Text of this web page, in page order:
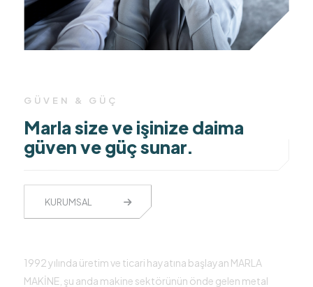
GÜVEN & GÜÇ
Marla size ve işinize daima
güven ve güç sunar.
KURUMSAL
1992 yılında üretim ve ticari hayatına başlayan MARLA
MAKİNE, şu anda makine sektörünün önde gelen metal